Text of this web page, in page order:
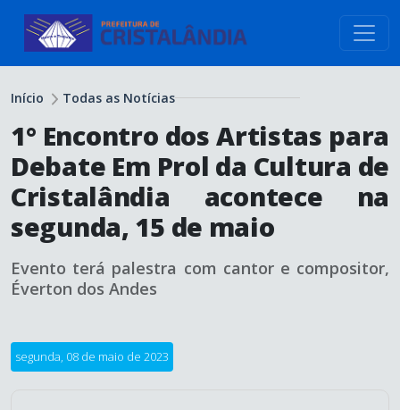
Início Todas as Notícias
1° Encontro dos Artistas para
Debate Em Prol da Cultura de
Cristalândia acontece na
segunda, 15 de maio
Evento terá palestra com cantor e compositor,
Éverton dos Andes
segunda, 08 de maio de 2023